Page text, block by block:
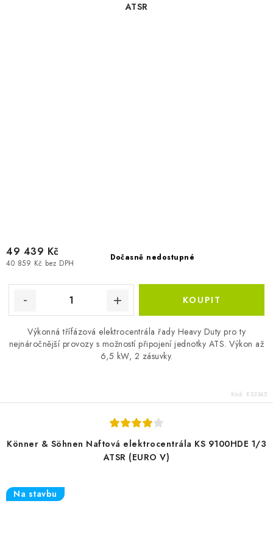
ATSR
Dočasně nedostupné
40 859 Kč bez DPH
49 439 Kč
Výkonná třífázová elektrocentrála řady Heavy Duty pro ty
nejnáročnější provozy s možností připojení jednotky ATS. Výkon až
6,5 kW, 2 zásuvky.
Kód: KS3345
Könner & Söhnen Naftová elektrocentrála KS 9100HDE 1/3
ATSR (EURO V)
Na stavbu